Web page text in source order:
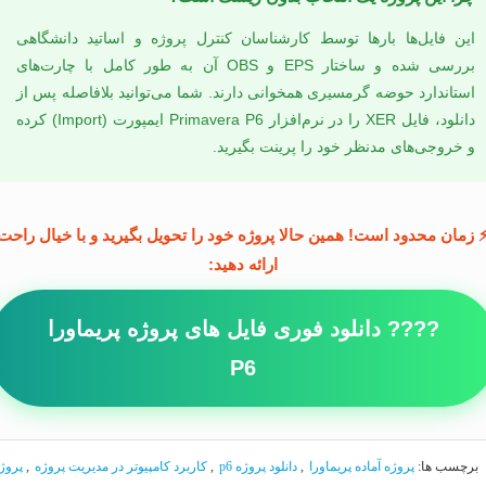
این فایل‌ها بارها توسط کارشناسان کنترل پروژه و اساتید دانشگاهی
بررسی شده و ساختار EPS و OBS آن به طور کامل با چارت‌های
استاندارد حوضه گرمسیری همخوانی دارند. شما می‌توانید بلافاصله پس از
دانلود، فایل XER را در نرم‌افزار Primavera P6 ایمپورت (Import) کرده
و خروجی‌های مدنظر خود را پرینت بگیرید.
زمان محدود است! همین حالا پروژه خود را تحویل بگیرید و با خیال
ارائه دهید:
???? دانلود فوری فایل های پروژه پریماورا
P6
برچسب ها: پروژه آماده پريماورا , دانلود پروژه p6 , كاربرد كامپيوتر در مديريت پروژه ,